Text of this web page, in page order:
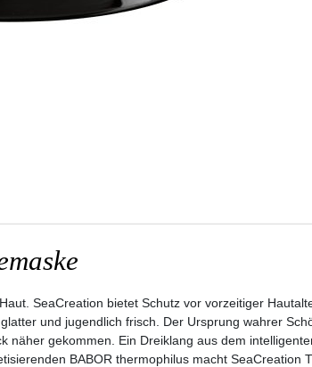
SeaCreation bietet Schutz vor vorzeitiger
und jugendlich frisch. Der Ursprung wahrer
näher gekommen. Ein Dreiklang aus dem
BABOR thermophilus macht SeaCreation